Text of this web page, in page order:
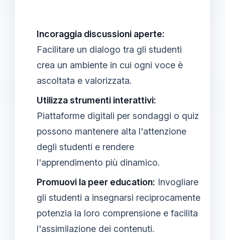
Incoraggia discussioni aperte:
Facilitare un dialogo tra gli studenti
crea un ambiente in cui ogni voce è
ascoltata e valorizzata.
Utilizza strumenti interattivi:
Piattaforme digitali per sondaggi o quiz
possono mantenere alta l'attenzione
degli studenti e rendere
l'apprendimento più dinamico.
Promuovi la peer education: Invogliare
gli studenti a insegnarsi reciprocamente
potenzia la loro comprensione e facilita
l'assimilazione dei contenuti.